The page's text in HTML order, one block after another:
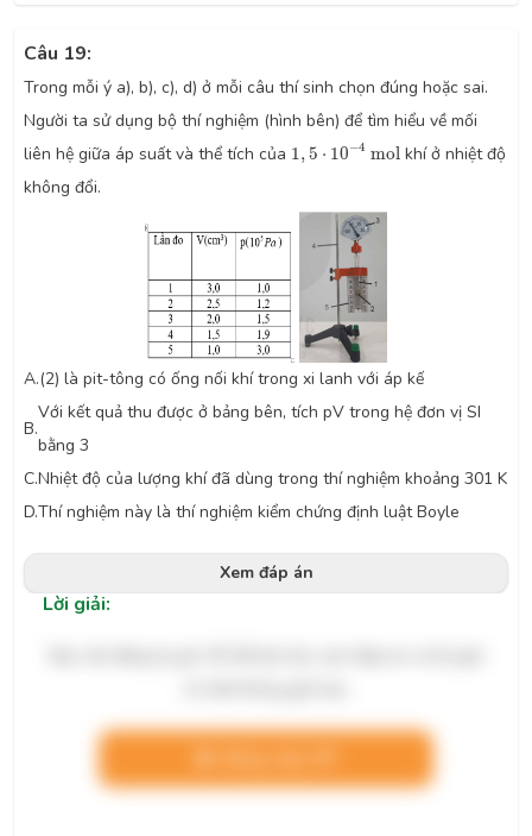
Câu 19:
Trong mỗi ý a), b), c), d) ở mỗi câu thí sinh chọn đúng hoặc sai.
Người ta sử dụng bộ thí nghiệm (hình bên) để tìm hiểu về mối
liên hệ giữa áp suất và thể tích của 1, 5 ⋅ 10−4 mol
1 5 10−4 l khí ở nhiệt độ
không đổi.
A.(2) là pit-tông có ống nối khí trong xi lanh với áp kế
B.
Với kết quả thu được ở bảng bên, tích pV trong hệ đơn vị SI
bằng 3
C.Nhiệt độ của lượng khí đã dùng trong thí nghiệm khoảng 301 K
D.Thí nghiệm này là thí nghiệm kiểm chứng định luật Boyle
Xem đáp án
Lời giải: